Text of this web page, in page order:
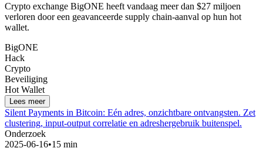
Crypto exchange BigONE heeft vandaag meer dan $27 miljoen
verloren door een geavanceerde supply chain-aanval op hun hot
wallet.
BigONE
Hack
Crypto
Beveiliging
Hot Wallet
Lees meer
Silent Payments in Bitcoin: Eén adres, onzichtbare ontvangsten. Zet
clustering, input-output correlatie en adreshergebruik buitenspel.
Onderzoek
2025-06-16•15 min